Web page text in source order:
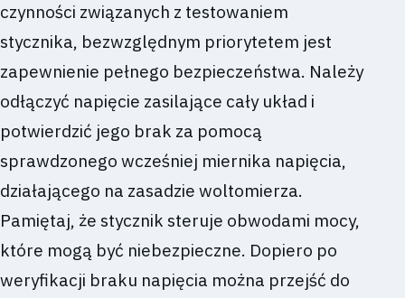
czynności związanych z testowaniem
stycznika, bezwzględnym priorytetem jest
zapewnienie pełnego bezpieczeństwa. Należy
odłączyć napięcie zasilające cały układ i
potwierdzić jego brak za pomocą
sprawdzonego wcześniej miernika napięcia,
działającego na zasadzie woltomierza.
Pamiętaj, że stycznik steruje obwodami mocy,
które mogą być niebezpieczne. Dopiero po
weryfikacji braku napięcia można przejść do